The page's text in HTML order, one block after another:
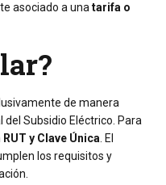
asociado a unatarifa o
de manera
Subsidio Eléctrico. Para
RUT y Clave Única. El
los requisitos y